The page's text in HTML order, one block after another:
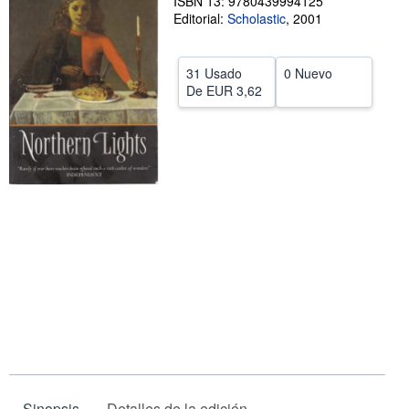
CERRAR
Editorial: Scholastic, 2001
31 Usado
De EUR 3,62
0 Nuevo